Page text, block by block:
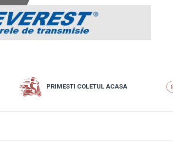
Facebook
PRIMESTI COLETUL ACASA